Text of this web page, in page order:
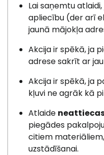
Lai saņemtu atlaidi,
apliecību (der arī
jaunā mājokļa
Akcija ir spēkā, ja
adrese sakrīt ar
Akcija ir spēkā, ja
kļuvi ne agrāk kā
Atlaide
piegādes
citiem
uzstādīšanai.